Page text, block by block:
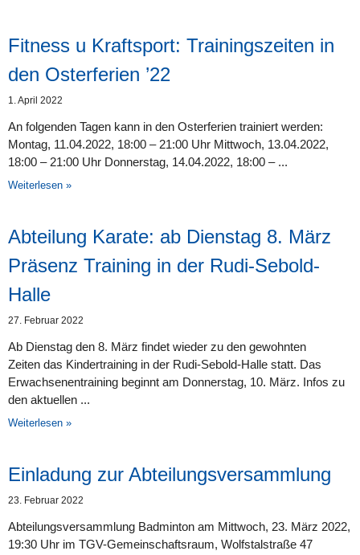
Fitness u Kraftsport: Trainingszeiten in
den Osterferien ’22
1. April 2022
An folgenden Tagen kann in den Osterferien trainiert werden:
Montag, 11.04.2022, 18:00 – 21:00 Uhr Mittwoch, 13.04.2022,
18:00 – 21:00 Uhr Donnerstag, 14.04.2022, 18:00 –
Weiterlesen »
Abteilung Karate: ab Dienstag 8. März
Präsenz Training in der Rudi-Sebold-
Halle
27. Februar 2022
Ab Dienstag den 8. März findet wieder zu den gewohnten
Zeiten das Kindertraining in der Rudi-Sebold-Halle statt. Das
Erwachsenentraining beginnt am Donnerstag, 10. März. Infos zu
den aktuellen
Weiterlesen »
Einladung zur Abteilungsversammlung
23. Februar 2022
Abteilungsversammlung Badminton am Mittwoch, 23. März 2022,
19:30 Uhr im TGV-Gemeinschaftsraum, Wolfstalstraße 47